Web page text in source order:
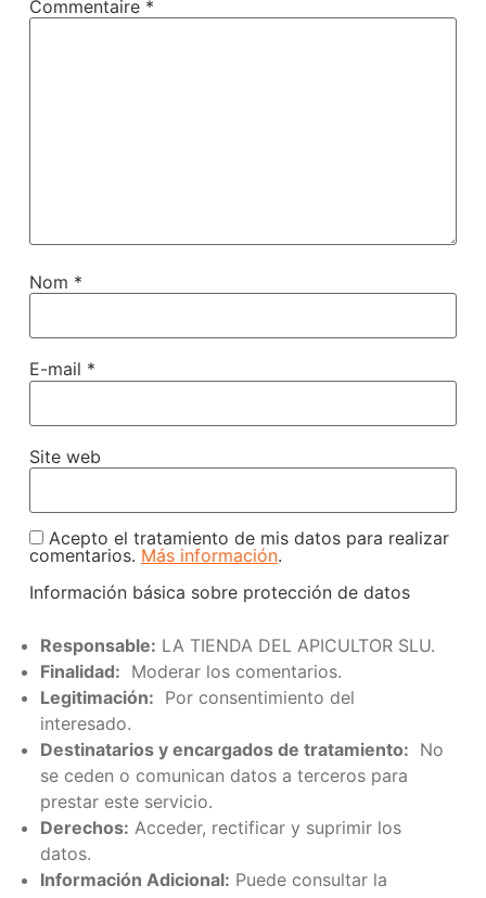
Commentaire *
Nom *
E-mail *
Site web
Acepto el tratamiento de mis datos para realizar
comentarios. Más información.
Información básica sobre protección de datos
Responsable: LA TIENDA DEL APICULTOR SLU.
Finalidad: Moderar los comentarios.
Legitimación: Por consentimiento del
interesado.
Destinatarios y encargados de tratamiento: No
se ceden o comunican datos a terceros para
prestar este servicio.
Derechos: Acceder, rectificar y suprimir los
datos.
Información Adicional: Puede consultar la